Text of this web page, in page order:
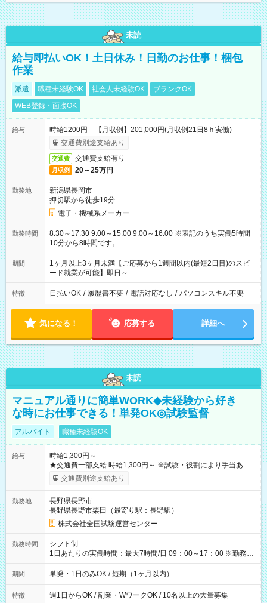
未読
給与即払いOK！土日休み！日勤のお仕事！梱包
作業
派遣 職種未経験OK 社会人未経験OK
ブランクOK
WEB登録・面接OK
給与
時給1200円 【月収例】201,000円(月収例21日8ｈ実働)
交通費別途支給あり
交通費 交通費支給有り
月収例 20～25万円
勤務地
新潟県長岡市
押切駅から徒歩19分
電子・機械系メーカー
勤務時間
8:30～17:30 9:00～15:00 9:00～16:00 ※表記のうち実働5時間
10分から8時間です。
期間
1ヶ月以上3ヶ月未満【ご応募から1週間以内(最短2日目)のスピ
ード就業が可能】即日～
特徴 日払いOK / 履歴書不要 / 電話対応なし / パソコンスキル不要
気になる！ 応募する 詳細へ
未読
マニュアル通りに簡単WORK◆未経験から好き
な時にお仕事できる！単発OK◎試験監督
アルバイト 職種未経験OK
給与
時給1,300円～
★交通費一部支給 時給1,300円～ ※試験・役割により手当あり
※勤務回数により昇給あり 【即給（前払い）オプションあ
り！】 希望される場合、勤務から1週間ほどで給与の一部を受け
例】 ・河合塾模擬試験 8:30～17:30（休憩1時間） 時給1,300円
×8時間＝日収10,400円＋交通費 ※当日の役割により時給＋100
円の場合あり ・国家試験 7:00～13:30（休憩なし） 時給1,300
円（役割手当＋100円）×6時間＝日収8,400円＋交通費 【試用期
間】試用期間なし
交通費別途支給あり
勤務地
長野県長野市
長野県長野市栗田（最寄り駅：長野駅）
株式会社全国試験運営センター
勤務時間
シフト制
1日あたりの実働時間：最大7時間/日 09：00～17：00 ※勤務時
間は 試験により異なります。
期間 単発・1日のみOK / 短期（1ヶ月以内）
特徴 週1日からOK / 副業・WワークOK / 10名以上の大量募集